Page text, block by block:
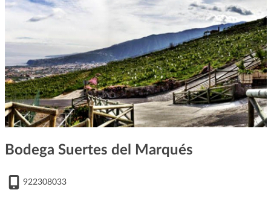
Bodega Suertes del Marqués
922308033